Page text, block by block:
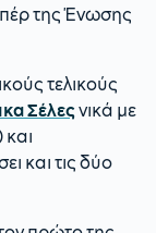
της Ένωσης
τελικούς
Σέλεςνικά με
και τις δύο